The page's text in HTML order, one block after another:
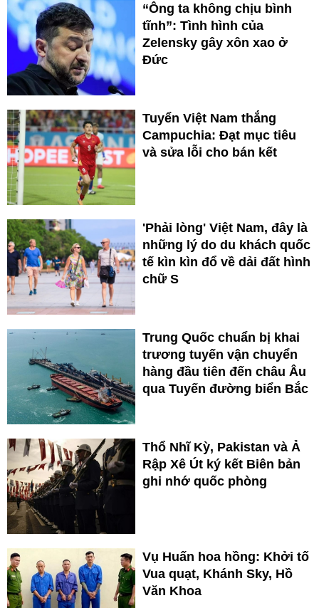
“Ông ta không chịu bình
tĩnh”: Tình hình của
Zelensky gây xôn xao ở
Đức
Tuyển Việt Nam thắng
Campuchia: Đạt mục tiêu
và sửa lỗi cho bán kết
'Phải lòng' Việt Nam, đây là
những lý do du khách quốc
tế kìn kìn đổ về dải đất hình
chữ S
Trung Quốc chuẩn bị khai
trương tuyến vận chuyển
hàng đầu tiên đến châu Âu
qua Tuyến đường biển Bắc
Thổ Nhĩ Kỳ, Pakistan và Ả
Rập Xê Út ký kết Biên bản
ghi nhớ quốc phòng
Vụ Huấn hoa hồng: Khởi tố
Vua quạt, Khánh Sky, Hồ
Văn Khoa